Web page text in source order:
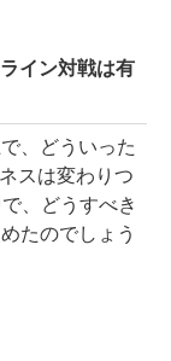
イン対戦は有
、どういった
スは変わりつ
、どうすべき
たのでしょう